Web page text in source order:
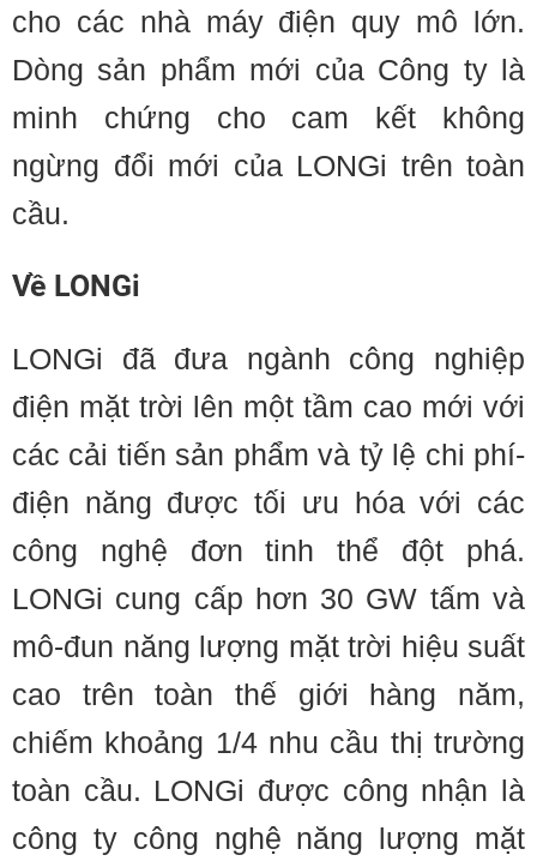
cho các nhà máy điện quy mô lớn.
Dòng sản phẩm mới của Công ty là
minh chứng cho cam kết không
ngừng đổi mới của LONGi trên toàn
cầu.
Về LONGi
LONGi đã đưa ngành công nghiệp
điện mặt trời lên một tầm cao mới với
các cải tiến sản phẩm và tỷ lệ chi phí-
điện năng được tối ưu hóa với các
công nghệ đơn tinh thể đột phá.
LONGi cung cấp hơn 30 GW tấm và
mô-đun năng lượng mặt trời hiệu suất
cao trên toàn thế giới hàng năm,
chiếm khoảng 1/4 nhu cầu thị trường
toàn cầu. LONGi được công nhận là
công ty công nghệ năng lượng mặt